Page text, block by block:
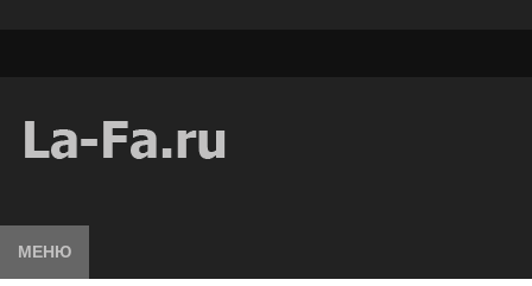
МЕНЮ